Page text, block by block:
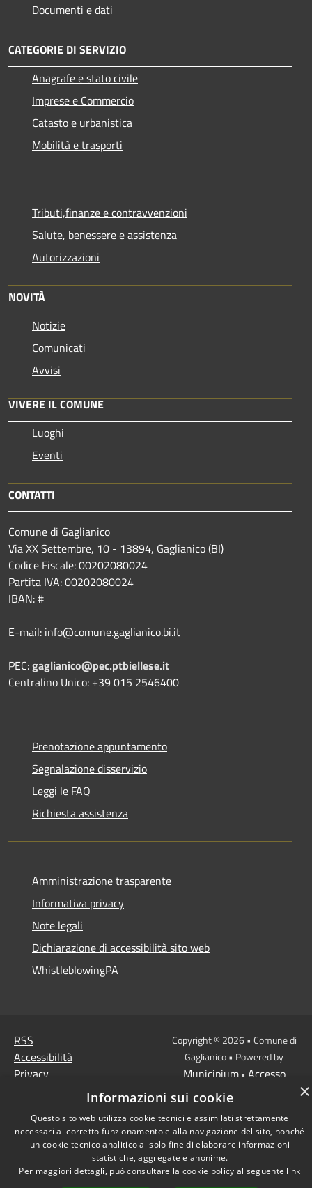
Documenti e dati
CATEGORIE DI SERVIZIO
Anagrafe e stato civile
Imprese e Commercio
Catasto e urbanistica
Mobilità e trasporti
Tributi,finanze e contravvenzioni
Salute, benessere e assistenza
Autorizzazioni
NOVITÀ
Notizie
Comunicati
Avvisi
VIVERE IL COMUNE
Luoghi
Eventi
CONTATTI
Comune di Gaglianico
Via XX Settembre, 10 - 13894, Gaglianico (BI)
Codice Fiscale: 00202080024
Partita IVA: 00202080024
IBAN: #
E-mail: info@comune.gaglianico.bi.it
PEC:gaglianico@pec.ptbiellese.it
Centralino Unico: +39 015 2546400
Prenotazione appuntamento
Segnalazione disservizio
Leggi le FAQ
Richiesta assistenza
Amministrazione trasparente
Informativa privacy
Note legali
Dichiarazione di accessibilità sito web
WhistleblowingPA
RSS
Accessibilità
Privacy
Copyright © 2026 • Comune di
Gaglianico • Powered by
Municipium• Accesso
redazione
×
Informazioni sui cookie
Questo sito web utilizza cookie tecnici e assimilati strettamente
necessari al corretto funzionamento e alla navigazione del sito, nonché
un cookie tecnico analitico al solo fine di elaborare informazioni
statistiche, aggregate e anonime.
Per maggiori dettagli, può consultare la cookie policy al seguente link